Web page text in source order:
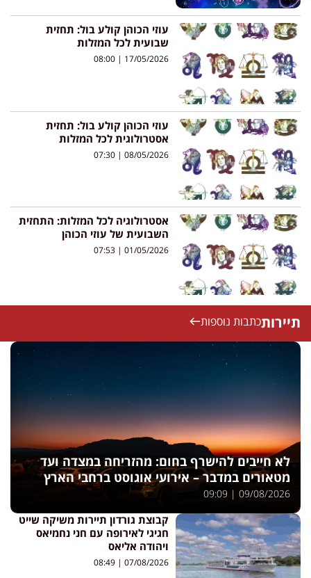
עוזי הכוהן קולע בול: תחזית
שבועית לכל המזלות
17/05/2026
עוזי הכוהן קולע בול: תחזית
אסטרולוגית לכל המזלות
08/05/2026
אסטרולוגיה לכל המזלות: התחזית
השבועית של עוזי הכוהן
01/05/2026
תיירותכתבות נוספות
לא חייבים להישרף בחום: מהזריחה במצדה ועד
מטאורים במדבר – אירועי אוגוסט ברחבי הארץ
09/08/2026
קבוצת גורדון תיירות משיקה שייט
חגיגי לאירופה עם חני נחמיאס
ויהודה אליאס
07/08/2026